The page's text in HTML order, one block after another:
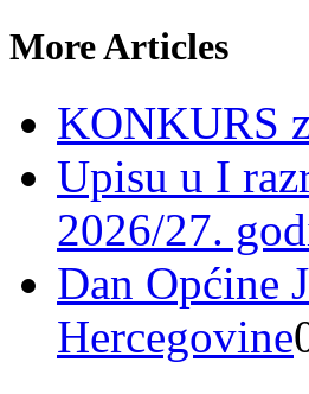
More Articles
KONKURS
Upisu u I
2026/27.
Dan Općine
Hercegovine